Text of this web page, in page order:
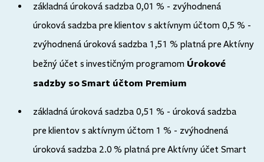
základná úroková sadzba 0,01 % - zvýhodnená
úroková sadzba pre klientov s aktívnym účtom 0,5 % -
zvýhodnená úroková sadzba 1,51 % platná pre Aktívny
bežný účet s investičným programom Úrokové
sadzby so Smart účtom Premium
základná úroková sadzba 0,51 % - úroková sadzba
pre klientov s aktívnym účtom 1 % - zvýhodnená
úroková sadzba 2.0 % platná pre Aktívny účet Smart